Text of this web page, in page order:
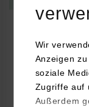
Wir
Anzeigen
soziale
Zugriffe auf
Außerdem
Informatik
KubeOps GmbH